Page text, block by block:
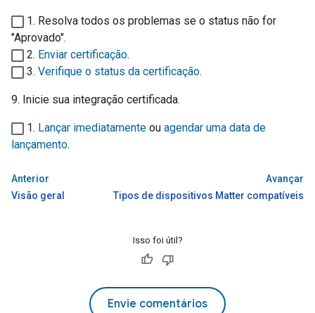
1. Resolva todos os problemas se o status não for
"Aprovado".
2. Enviar certificação.
3. Verifique o status da certificação.
9. Inicie sua integração certificada.
1. Lançar imediatamente ou agendar uma data de
lançamento.
Anterior
Visão geral
Avançar
Tipos de dispositivos Matter compatíveis
Isso foi útil?
Envie comentários